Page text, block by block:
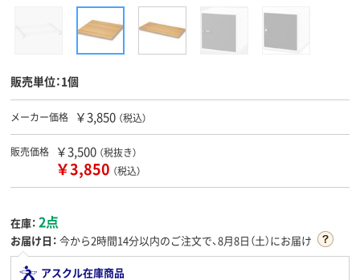
販売単位：1個
メーカー価格 ￥3,850 （税込）
販売価格 ￥3,500 （税抜き）
￥3,850 （税込）
在庫： 2点
お届け日： 今から2時間14分以内のご注文で、8月8日（土）にお届け
アスクル在庫商品